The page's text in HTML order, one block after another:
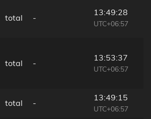
total -
13:49:28
UTC+06:57
total -
13:53:37
UTC+06:57
total -
13:49:15
UTC+06:57